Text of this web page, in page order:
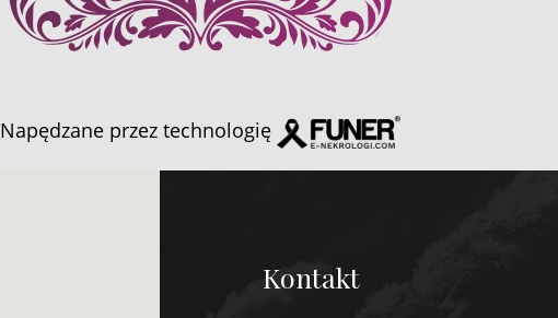
Napędzane przez technologię
Kontakt